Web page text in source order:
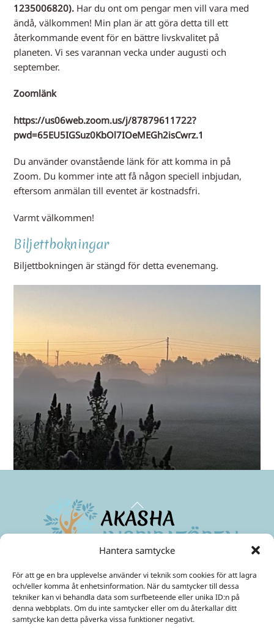
Hantera samtycke
För att ge en bra upplevelse använder vi teknik som cookies för att lagra
och/eller komma åt enhetsinformation. När du samtycker till dessa
tekniker kan vi behandla data som surfbeteende eller unika ID:n på
denna webbplats. Om du inte samtycker eller om du återkallar ditt
samtycke kan detta påverka vissa funktioner negativt.
1235006820). Har du ont om pengar men vill vara med
ändå, välkommen! Min plan är att göra detta till ett
återkommande event för en bättre livskvalitet på
planeten. Vi ses varannan vecka under augusti och
september.
Zoomlänk
https://us06web.zoom.us/j/87879611722?
pwd=65EU5IGSuz0KbOl7IOeMEGh2isCwrz.1
Du använder ovanstående länk för att komma in på
Zoom. Du kommer inte att få någon speciell inbjudan,
eftersom anmälan till eventet är kostnadsfri.
Varmt välkommen!
Biljettbokningar
Biljettbokningen är stängd för detta evenemang.
Back
To
Top
Maximera ditt medvetande
Mobil:070-299 33 31
E-Post:ulrika@akashainspiratoren.se
SOCIALA MEDIER